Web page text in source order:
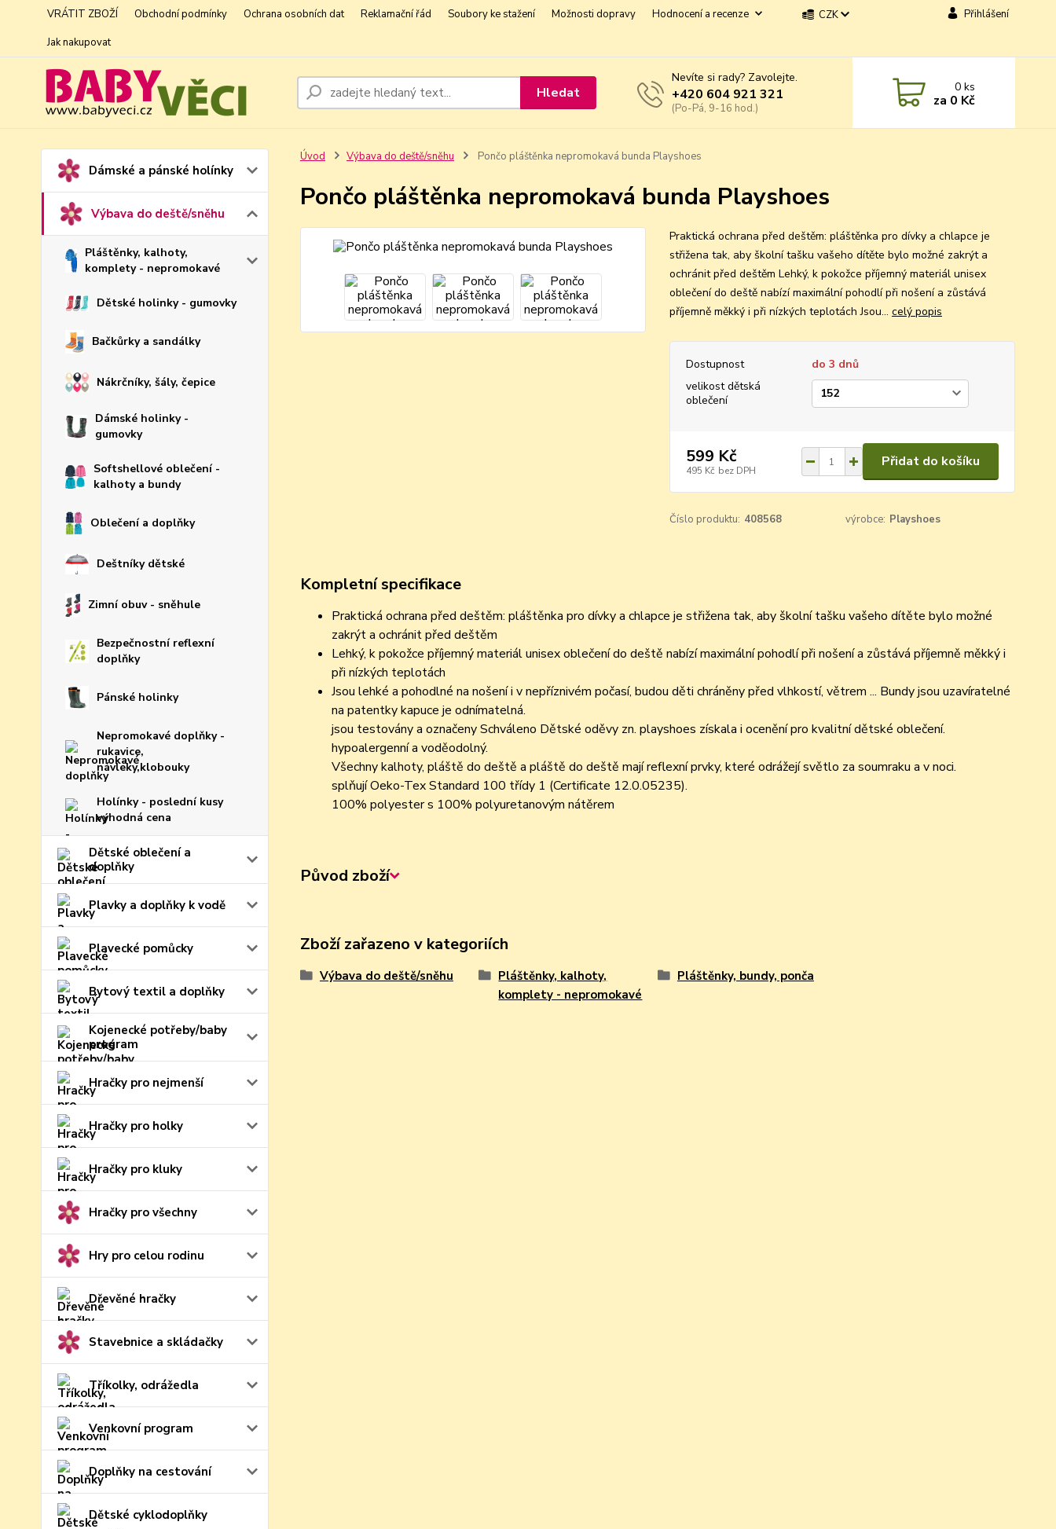
VRÁTIT ZBOŽÍ Obchodní podmínky Ochrana osobních dat Reklamační řád Soubory ke stažení Možnosti dopravy
Hodnocení a recenze
Jak nakupovat
CZK Přihlášení
Hledat
Nevíte si rady? Zavolejte.
+420 604 921 321
(Po-Pá, 9-16 hod.)
0ks
za 0 Kč
Dámské a pánské holínky
Výbava do deště/sněhu
Pláštěnky, kalhoty,
komplety - nepromokavé
Dětské holinky - gumovky
Bačkůrky a sandálky
Nákrčníky, šály, čepice
Dámské holinky -
gumovky
Softshellové oblečení -
kalhoty a bundy
Oblečení a doplňky
Deštníky dětské
Zimní obuv - sněhule
Bezpečnostní reflexní
doplňky
Pánské holinky
Nepromokavé doplňky -
rukavice,
návleky,klobouky
Holínky - poslední kusy
výhodná cena
Dětské oblečení a
doplňky
Plavky a doplňky k vodě
Plavecké pomůcky
Bytový textil a doplňky
Kojenecké potřeby/baby
program
Hračky pro nejmenší
Hračky pro holky
Hračky pro kluky
Hračky pro všechny
Hry pro celou rodinu
Dřevěné hračky
Stavebnice a skládačky
Tříkolky, odrážedla
Venkovní program
Doplňky na cestování
Dětské cyklodoplňky
Úvod Výbava do deště/sněhu Pončo pláštěnka nepromokavá bunda Playshoes
Pončo pláštěnka nepromokavá bunda Playshoes
Praktická ochrana před deštěm: pláštěnka pro dívky a chlapce je
střižena tak, aby školní tašku vašeho dítěte bylo možné zakrýt a
ochránit před deštěm Lehký, k pokožce příjemný materiál unisex
oblečení do deště nabízí maximální pohodlí při nošení a zůstává
příjemně měkký i při nízkých teplotách Jsou... celý popis
Dostupnost
do 3 dnů
velikost dětská
oblečení
599 Kč
495 Kč bez DPH
Přidat do košíku
Číslo produktu: 408568 výrobce: Playshoes
Kompletní specifikace
Praktická ochrana před deštěm: pláštěnka pro dívky a chlapce je střižena tak, aby školní tašku vašeho dítěte bylo možné
zakrýt a ochránit před deštěm
Lehký, k pokožce příjemný materiál unisex oblečení do deště nabízí maximální pohodlí při nošení a zůstává příjemně měkký i
při nízkých teplotách
Jsou lehké a pohodlné na nošení i v nepříznivém počasí, budou děti chráněny před vlhkostí, větrem ... Bundy jsou uzavíratelné
na patentky kapuce je odnímatelná.
jsou testovány a označeny Schváleno Dětské oděvy zn. playshoes získala i ocenění pro kvalitní dětské oblečení.
hypoalergenní a voděodolný.
Všechny kalhoty, pláště do deště a pláště do deště mají reflexní prvky, které odrážejí světlo za soumraku a v noci.
splňují Oeko-Tex Standard 100 třídy 1 (Certificate 12.0.05235).
100% polyester s 100% polyuretanovým nátěrem
Původ zboží
Zboží zařazeno v kategoriích
Výbava do deště/sněhu
Pláštěnky, kalhoty,
komplety - nepromokavé
Pláštěnky, bundy, ponča